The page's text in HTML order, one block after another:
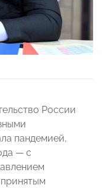
России
пандемией,
— с
принятым